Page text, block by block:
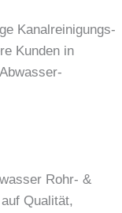
Kanalreinigungs-
Kunden in
Rohr- &
Qualität,